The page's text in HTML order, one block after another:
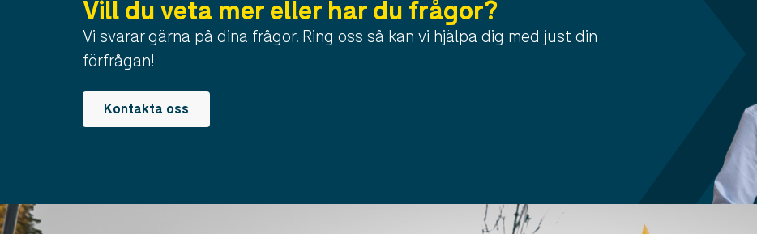
Vill du veta mer eller har du frågor?
Vi svarar gärna på dina frågor. Ring oss så kan vi hjälpa dig med just din
förfrågan!
Kontakta oss